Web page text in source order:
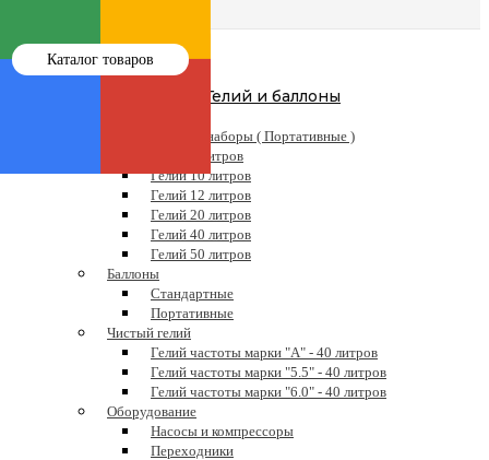
Каталог товаров
Гелий и баллоны
Готовые наборы ( Портативные )
Гелий 5 литров
Гелий 10 литров
Гелий 12 литров
Гелий 20 литров
Гелий 40 литров
Гелий 50 литров
Баллоны
Стандартные
Портативные
Чистый гелий
Гелий частоты марки "А" - 40 литров
Гелий частоты марки "5.5" - 40 литров
Гелий частоты марки "6.0" - 40 литров
Оборудование
Насосы и компрессоры
Переходники